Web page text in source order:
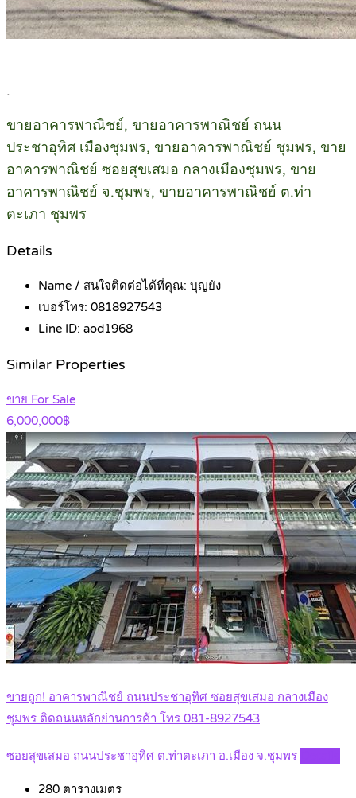
.
ขายอาคารพาณิชย์, ขายอาคารพาณิชย์ ถนน
ประชาอุทิศ เมืองชุมพร, ขายอาคารพาณิชย์ ชุมพร, ขาย
อาคารพาณิชย์ ซอยสุขเสมอ กลางเมืองชุมพร, ขาย
อาคารพาณิชย์ จ.ชุมพร, ขายอาคารพาณิชย์ ต.ท่า
ตะเภา ชุมพร
Details
Name / สนใจติดต่อได้ที่คุณ: บุญยัง
เบอร์โทร: 0818927543
Line ID: aod1968
Similar Properties
ขาย For Sale
6,000,000฿
ขายถูก! อาคารพาณิชย์ ถนนประชาอุทิศ ซอยสุขเสมอ กลางเมือง
ชุมพร ติดถนนหลักย่านการค้า โทร 081-8927543
ซอยสุขเสมอ ถนนประชาอุทิศ ต.ท่าตะเภา อ.เมือง จ.ชุมพร
280 ตารางเมตร